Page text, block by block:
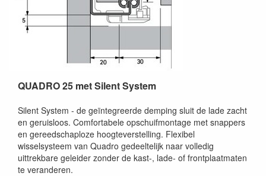
QUADRO 25 met Silent System
Silent System - de geïntegreerde demping sluit de lade zacht
en geruisloos. Comfortabele opschuifmontage met snappers
en gereedschaploze hoogteverstelling. Flexibel
wisselsysteem van Quadro gedeeltelijk naar volledig
uittrekbare geleider zonder de kast-, lade- of frontplaatmaten
te veranderen.